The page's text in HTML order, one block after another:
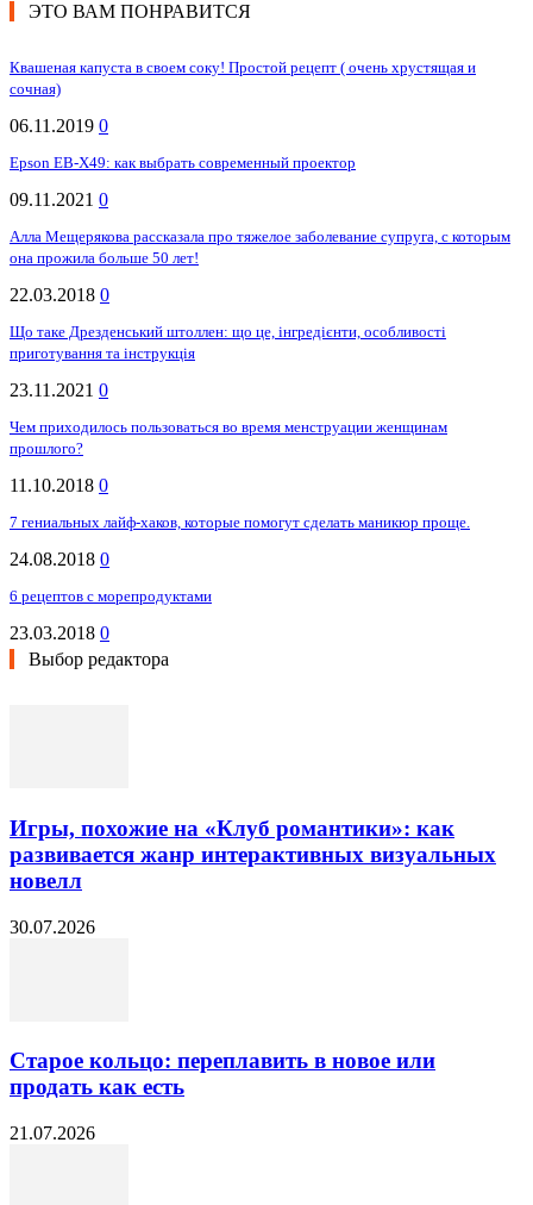
ЭТО ВАМ ПОНРАВИТСЯ
Квашеная капуста в своем соку! Простой рецепт ( очень хрустящая и
сочная)
06.11.2019 0
Epson EB-X49: как выбрать современный проектор
09.11.2021 0
Алла Мещерякова рассказала про тяжелое заболевание супруга, с которым
она прожила больше 50 лет!
22.03.2018 0
Що таке Дрезденський штоллен: що це, інгредієнти, особливості
приготування та інструкція
23.11.2021 0
Чем приходилось пользоваться во время менструации женщинам
прошлого?
11.10.2018 0
7 гениальных лайф-хаков, которые помогут сделать маникюр проще.
24.08.2018 0
6 рецептов с морепродуктами
23.03.2018 0
Выбор редактора
Игры, похожие на «Клуб романтики»: как
развивается жанр интерактивных визуальных
новелл
30.07.2026
Старое кольцо: переплавить в новое или
продать как есть
21.07.2026